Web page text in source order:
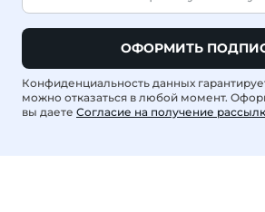
ОФОРМИТЬ
Конфиденциальность данных
можно отказаться в любой момент.
вы даете Согласие на получение